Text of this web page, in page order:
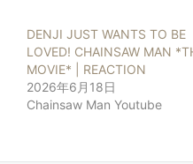
DENJI JUST WANTS TO BE
LOVED! CHAINSAW MAN
MOVIE* | REACTION
2026年6月18日
Chainsaw Man Youtube